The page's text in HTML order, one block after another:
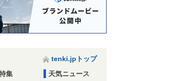
tenki.jpトップ
集
天気ニュース